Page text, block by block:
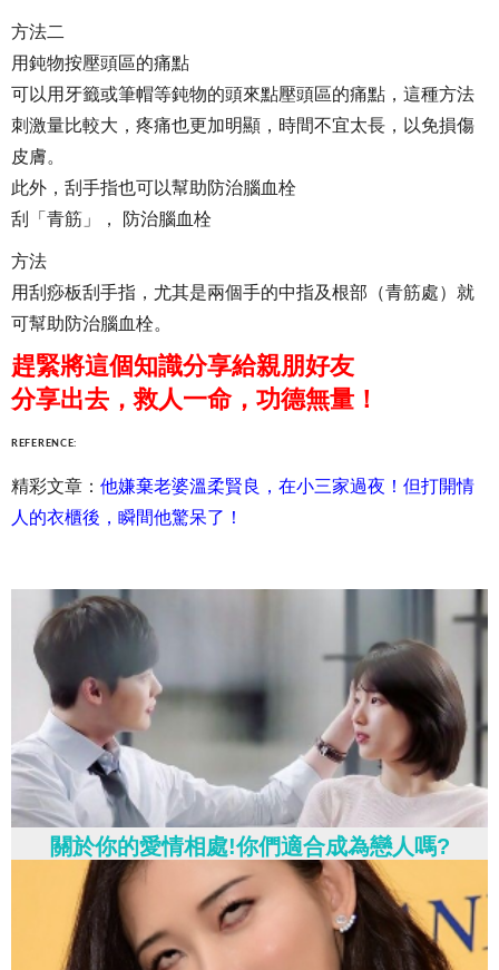
方法二
用鈍物按壓頭區的痛點
可以用牙籤或筆帽等鈍物的頭來點壓頭區的痛點，這種方法
刺激量比較大，疼痛也更加明顯，時間不宜太長，以免損傷
皮膚。
此外，刮手指也可以幫助防治腦血栓
刮「青筋」， 防治腦血栓
方法
用刮痧板刮手指，尤其是兩個手的中指及根部（青筋處）就
可幫助防治腦血栓。
趕緊將這個知識分享給親朋好友
分享出去，救人一命，功德無量！
REFERENCE:
精彩文章： 他嫌棄老婆溫柔賢良，在小三家過夜！但打開情
人的衣櫃後，瞬間他驚呆了！
關於你的愛情相處!你們適合成為戀人嗎?